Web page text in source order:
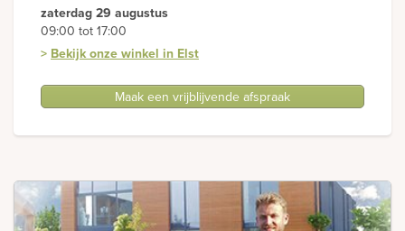
zaterdag 29 augustus
09:00 tot 17:00
> Bekijk onze winkel in Elst
Maak een vrijblijvende afspraak